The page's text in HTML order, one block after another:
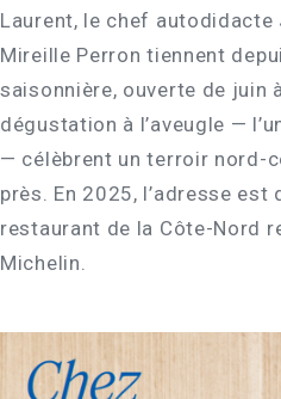
Laurent, le chef autodidacte
Mireille Perron tiennent
saisonnière, ouverte de juin
dégustation à l’aveugle —
— célèbrent un terroir nord-
près. En 2025, l’adresse est
restaurant de la Côte-Nord
Michelin.